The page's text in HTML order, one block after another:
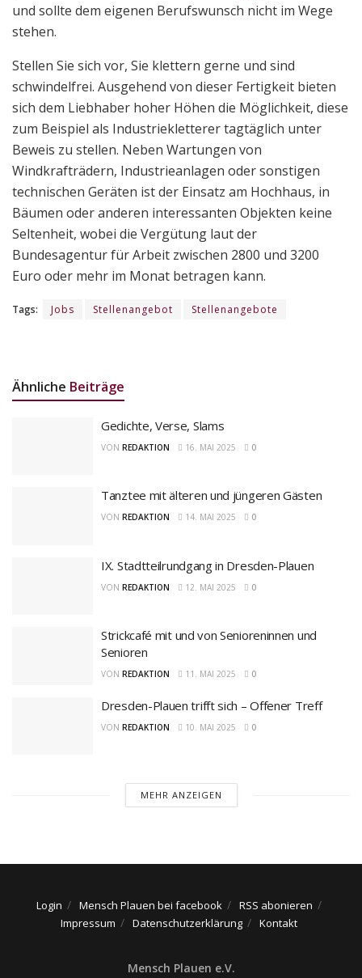
und sollte dem eigenen Berufswunsch nicht im Wege
stehen.
Stellen Sie sich vor, Sie klettern gerne und sind
schwindelfrei. Ausgehend von dieser Fertigkeit bieten
sich dem Liebhaber hoher Höhen die Möglichkeit, diese
zum Beispiel als Industriekletterer tagtäglich unter
Beweis zu stellen. Neben Wartungen von
Windkrafträdern, Industrieanlagen oder sonstigen
technischen Geräten ist der Einsatz am Hochhaus, in
Bäumen oder anderen interessanten Objekten keine
Seltenheit, wobei die Vergütung laut der
Bundesagentur für Arbeit zwischen 2800 und 3200
Euro oder mehr im Monat betragen kann.
Tags: Jobs Stellenangebot Stellenangebote
Ähnliche Beiträge
Gedichte, Verse, Slams
VON REDAKTION 16. MAI 2025 0
Tanztee mit älteren und jüngeren Gästen
VON REDAKTION 14. MAI 2025 0
IX. Stadtteilrundgang in Dresden-Plauen
VON REDAKTION 12. MAI 2025 0
Strickcafé mit und von Senioreninnen und
Senioren
VON REDAKTION 11. MAI 2025 0
Dresden-Plauen trifft sich – Offener Treff
VON REDAKTION 10. MAI 2025 0
MEHR ANZEIGEN
Login Mensch Plauen bei facebook
RSS abonieren
Impressum
Datenschutzerklärung Kontakt
Mensch Plauen e.V.